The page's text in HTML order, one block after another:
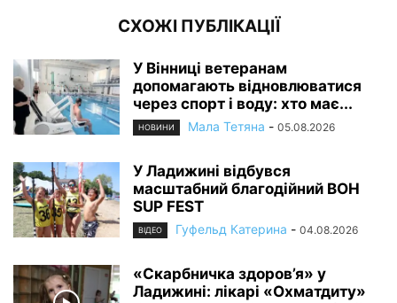
СХОЖІ ПУБЛІКАЦІЇ
У Вінниці ветеранам
допомагають відновлюватися
через спорт і воду: хто має...
НОВИНИ Мала Тетяна - 05.08.2026
У Ладижині відбувся
масштабний благодійний BOH
SUP FEST
ВІДЕО Гуфельд Катерина - 04.08.2026
«Скарбничка здоров’я» у
Ладижині: лікарі «Охматдиту»